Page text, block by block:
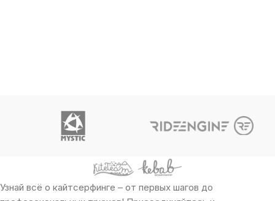
Узнай всё о кайтсерфинге – от первых шагов до